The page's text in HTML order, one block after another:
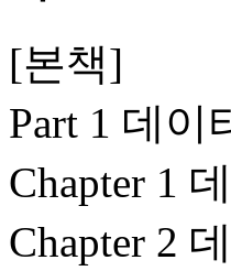
[본책]
Part 1 데이
Chapter 1
Chapter 2